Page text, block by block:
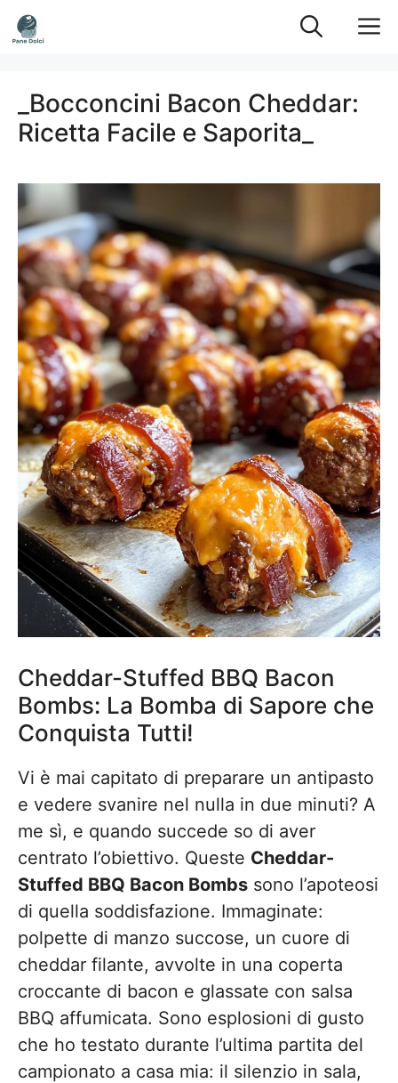
Vai
al
_Bocconcini Bacon Cheddar:
Ricetta Facile e Saporita_
Cheddar-Stuffed BBQ Bacon
Bombs: La Bomba di Sapore che
Conquista Tutti!
Vi è mai capitato di preparare un antipasto
e vedere svanire nel nulla in due minuti? A
me sì, e quando succede so di aver
centrato l’obiettivo. Queste Cheddar-
Stuffed BBQ Bacon Bombs sono l’apoteosi
di quella soddisfazione. Immaginate:
polpette di manzo succose, un cuore di
cheddar filante, avvolte in una coperta
croccante di bacon e glassate con salsa
BBQ affumicata. Sono esplosioni di gusto
che ho testato durante l’ultima partita del
campionato a casa mia: il silenzio in sala,